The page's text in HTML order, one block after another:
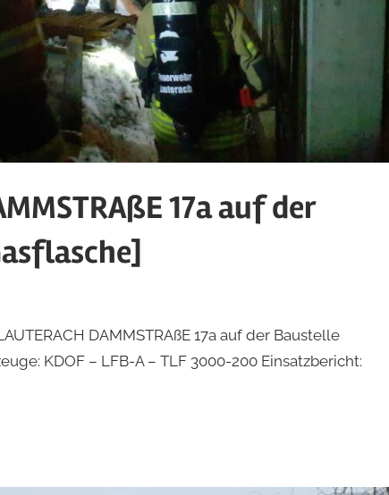
17a auf der
DAMMSTRAßE 17a auf der Baustelle
KDOF – LFB-A – TLF 3000-200 Einsatzbericht: